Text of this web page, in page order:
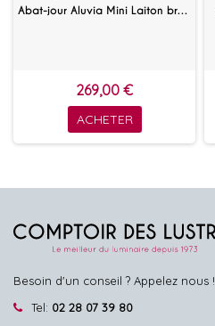
Abat-jour Aluvia Mini Laiton brossé
269,00 €
ACHETER
Besoin d'un conseil ? Appelez nous !
Tel: 02 28 07 39 80